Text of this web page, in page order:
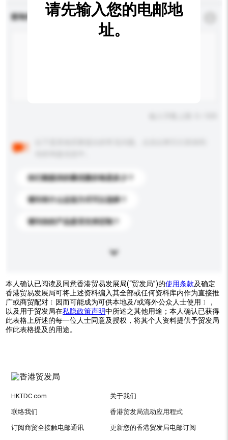
查询内容 *必须填写
你们能提供的最优惠价格是多少？
请问有什么运送方式可以选择？
请问你的产品是否支持定制？
请先输入您的电邮地
址。
本人确认已阅读及同意香港贸易发展局(“贸发局”)的使用条款及确定
香港贸易发展局可将上述资料编入其全部或任何资料库内作为直接推
广或商贸配对﹝因而可能成为可供本地及/或海外公众人士使用﹞，
以及用于贸发局在私隐政策声明中所述之其他用途；本人确认已获得
此表格上所述的每一位人士同意及授权，将其个人资料提供予贸发局
作此表格提及的用途。
HKTDC.com 关于我们
联络我们 香港贸发局流动应用程式
订阅商贸全接触电邮通讯 更新您的香港贸发局电邮订阅